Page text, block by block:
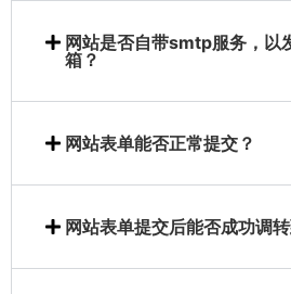
网站是否自带smtp服务，以
箱？
网站表单能否正常提交？
网站表单提交后能否成功调